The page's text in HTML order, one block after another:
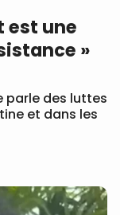
est une
»
parle des luttes
et dans les